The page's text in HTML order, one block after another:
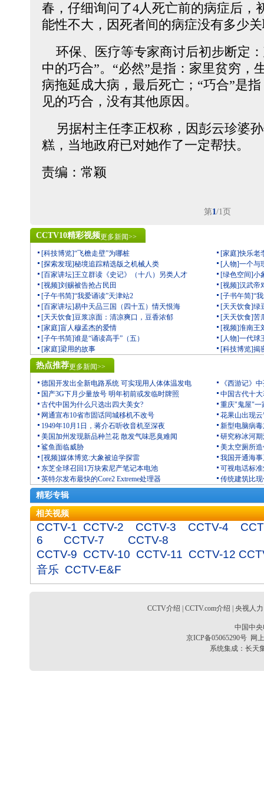
春，仔细询问了4人死亡前的病症后，
能性不大，因死者间的病症没有多少
环保、医疗等专家商讨后初步断定
中的巧合”。“必然”是指：家里贫穷，
病拖延成大病，最后死亡；“巧合”是
见的巧合，没有其他原因。
另据村主任李正权称，因彭云珍婆
糕，当地政府已对她作了一定帮扶。
责编：常颖
第1/1页
CCTV10精彩视频更多新闻>>
[科技博览]“飞檐走壁”为哪桩
[家庭]快乐老
[探索发现]秘境追踪精选版之机械人类
[人物]一个
[百家讲坛]王立群读《史记》（十八）另类人才
[绿色空间]小
[视频]刘赐被告抢占民田
[视频]汉武帝
[子午书简]“我爱诵读”天津站2
[子书午简]“
[百家讲坛]易中天品三国（四十五）情天恨海
[天天饮食]绿
[天天饮食]豆浆凉面：清凉爽口，豆香浓郁
[天天饮食]苦
[家庭]盲人穆孟杰的爱情
[视频]淮南王
[子午书简]谁是“诵读高手”（五）
[人物]一代球
[家庭]梁用的故事
[科技博览]揭
热点推荐更多新闻>>
德国开发出全新电路系统 可实现用人体体温发电
《西游记》
国产3G下月少量放号 明年初前或发临时牌照
中国古代十
古代中国为什么只选出四大美女?
重庆"鬼屋"一
网通宣布10省市固话同城移机不改号
花果山出现
1949年10月1日，蒋介石听收音机至深夜
新型电脑病
美国加州发现新品种兰花 散发气味恶臭难闻
研究称冰河
鲨鱼面临威胁
美太空厕所
[视频]媒体博览:大象被迫学探雷
我国开通海
东芝全球召回1万块索尼产笔记本电池
可视电话标
英特尔发布最快的Core2 Extreme处理器
传统建筑比
精彩专辑
相关视频
CCTV-1 CCTV-2 CCTV-3 CCTV-4
6
CCTV-7
CCTV-8
CCTV-9 CCTV-10 CCTV-11 CCTV-12
音乐 CCTV-E&F
CCTV介绍 CCTV.com介绍 央视人
中国中
京ICP备05065290号 网
系统集成： 长天